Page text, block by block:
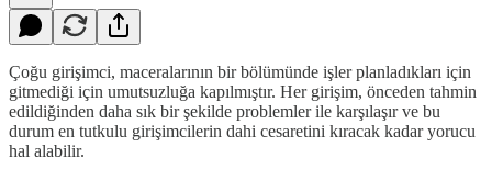
Çoğu girişimci, maceralarının bir bölümünde işler planladıkları için
gitmediği için umutsuzluğa kapılmıştır. Her girişim, önceden tahmin
edildiğinden daha sık bir şekilde problemler ile karşılaşır ve bu
durum en tutkulu girişimcilerin dahi cesaretini kıracak kadar yorucu
hal alabilir.